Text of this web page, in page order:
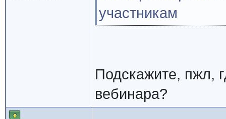
участникам
Подскажите, пжл,
вебинара?